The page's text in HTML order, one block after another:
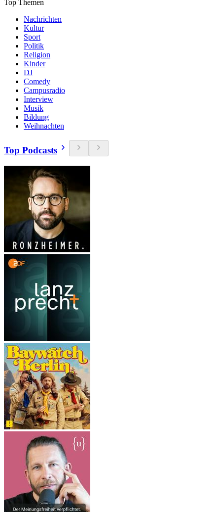
Top Themen
Nachrichten
Kultur
Sport
Politik
Religion
Kinder
DJ
Comedy
Campusradio
Interview
Musik
Bildung
Weihnachten
Top Podcasts